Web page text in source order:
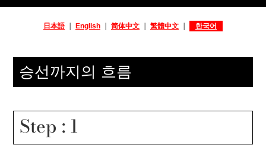
日本語｜ English 简体中文 繁體中文 한국어
승선까지의 흐름
Step : 1